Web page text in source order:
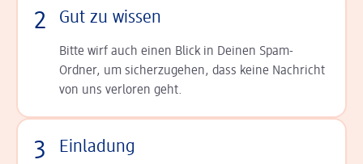
2 Gut zu wissen
Bitte wirf auch einen Blick in Deinen Spam-
Ordner, um sicherzugehen, dass keine Nachricht
von uns verloren geht.
3 Einladung